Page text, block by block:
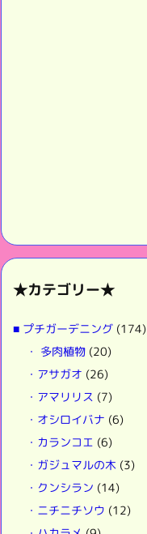
★カテゴリー★
■ プチガーデニング (174)
・ 多肉植物 (20)
・アサガオ (26)
・アマリリス (7)
・オシロイバナ (6)
・カランコエ (6)
・ガジュマルの木 (3)
・クンシラン (14)
・ニチニチソウ (12)